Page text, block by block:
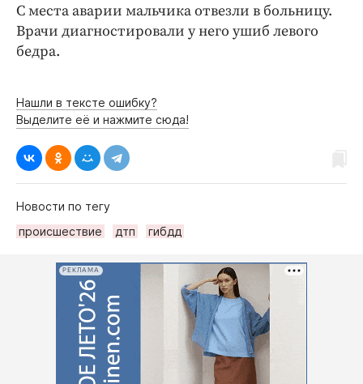
С места аварии мальчика отвезли в больницу.
Врачи диагностировали у него ушиб левого
бедра.
Нашли в тексте ошибку?
Выделите её и нажмите сюда!
Новости по тегу
происшествие
дтп гибдд
РЕКЛАМА